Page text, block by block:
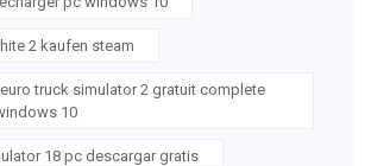
2 kaufen steam
truck simulator 2 gratuit complete
10
18 pc descargar gratis